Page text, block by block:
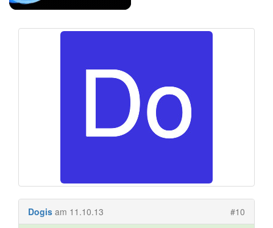
Dogis am 11.10.13 #10